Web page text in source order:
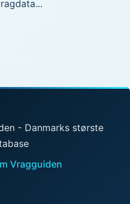
- Danmarks største
Vragguiden